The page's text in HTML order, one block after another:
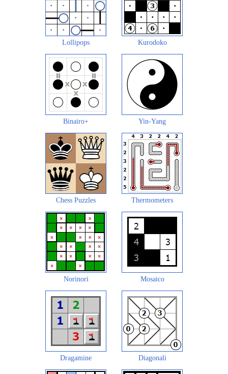
Lollipops Kurodoko
Binairo+ Yin-Yang
Chess Puzzles Thermometers
Norinori Mosaico
Dragamine Diagonali